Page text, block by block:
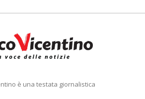
è una testata giornalistica